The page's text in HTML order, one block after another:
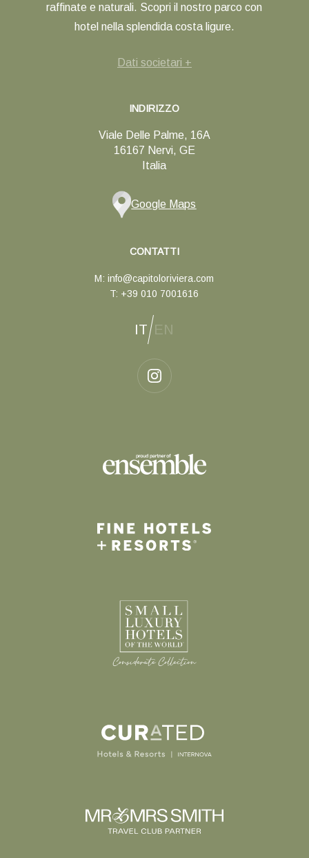
raffinate e naturali. Scopri il nostro parco con
hotel nella splendida costa ligure.
Dati societari +
INDIRIZZO
Viale Delle Palme, 16A
16167 Nervi, GE
Italia
Google Maps
CONTATTI
M:info@capitoloriviera.com
T: +39 010 7001616
IT EN